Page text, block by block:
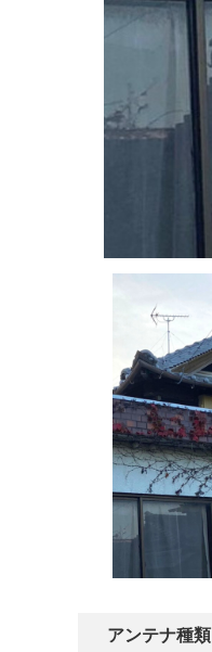
アンテナ種類